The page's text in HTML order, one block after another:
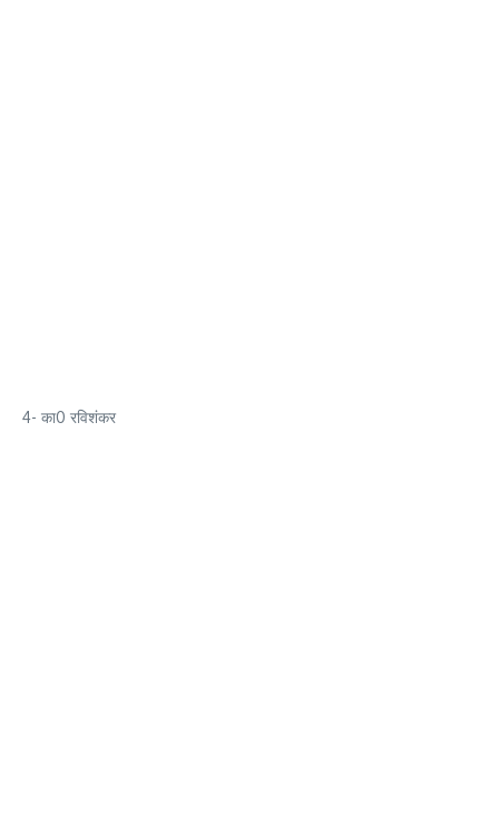
4- का0 रविशंकर